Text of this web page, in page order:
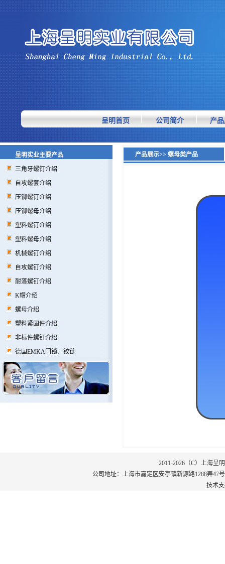
呈明首页 公司简介 产
呈明实业主要产品
三角牙螺钉介绍
自攻螺套介绍
压铆螺钉介绍
压铆螺母介绍
塑料螺钉介绍
塑料螺母介绍
机械螺钉介绍
自攻螺钉介绍
耐落螺钉介绍
K帽介绍
螺母介绍
塑料紧固件介绍
非标件螺钉介绍
德国EMKA门锁、铰链
产品展示>> 螺母类产品
2011-2026（C）上海呈
公司地址：上海市嘉定区安亭镇新源路1288弄47
技术支